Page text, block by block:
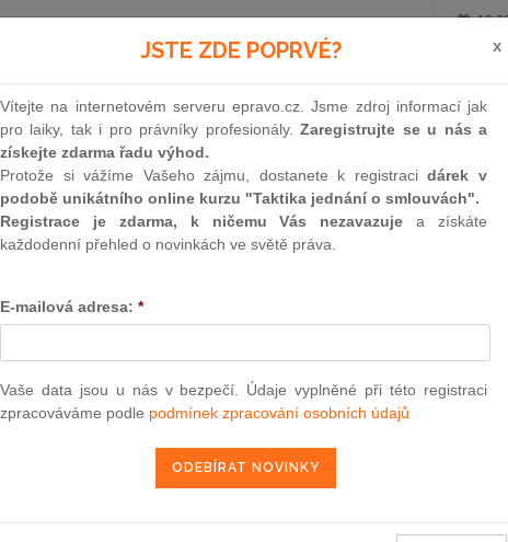
— ZZ v. Komise
— CK v. Komise
v. Komise
(druhého senátu) ze dne 21. března 2013 — Brune v. Komise
Zrušení rozhodnutí o nezapsání na seznam uchazečů vhodných k
legality — Námitka protiprávnosti vznesená proti rozhodnutí o
— Comune di Milano v. Komise
— Sea Handling v. Komise
— Saferoad RRS v. OHIM (MEGARAIL)
smluv
Vnosy
soudu
Nová
Černé
JSTE ZDE POPRVÉ? x
Vítejte na internetovém serveru epravo.cz. Jsme zdroj informací jak
pro laiky, tak i pro právníky profesionály.Zaregistrujte se u nás a
získejte zdarma řadu výhod.
Protože si vážíme Vašeho zájmu, dostanete k registracidárek v
podobě unikátního online kurzu "Taktika jednání o smlouvách".
Registrace je zdarma, k ničemu Vás nezavazuje a získáte
každodenní přehled o novinkách ve světě práva.
E-mailová adresa: *
Vaše data jsou u nás v bezpečí. Údaje vyplněné při této registraci
zpracováváme podle podmínek zpracování osobních údajů